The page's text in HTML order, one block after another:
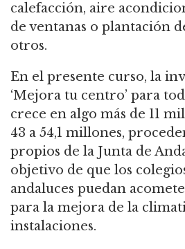
calefacción, aire
de ventanas o plantación
otros.
En el presente curso, la
‘Mejora tu centro’ para
crece en algo más de 11
43 a 54,1 millones,
propios de la Junta de
objetivo de que los
andaluces puedan
para la mejora de la
instalaciones.